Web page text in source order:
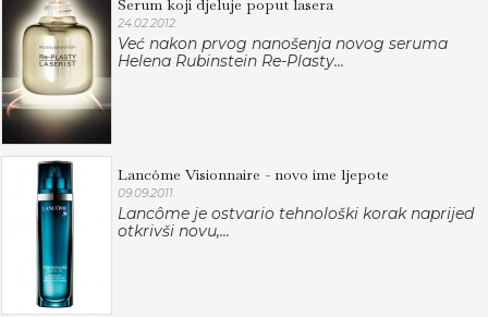
Serum koji djeluje poput lasera
24.02.2012.
Već nakon prvog nanošenja novog seruma
Helena Rubinstein Re-Plasty...
Lancôme Visionnaire - novo ime ljepote
09.09.2011.
Lancôme je ostvario tehnološki korak naprijed
otkrivši novu,...